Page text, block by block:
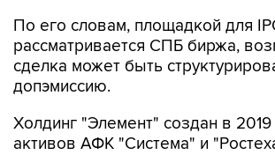
По его словам, площадкой для
рассматривается СПБ биржа,
сделка может быть
допэмиссию.
Холдинг "Элемент" создан в 2019
активов АФК "Система" и